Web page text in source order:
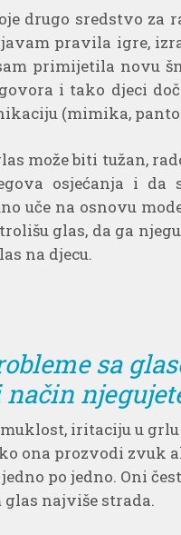
drugo sredstvo za
pravila igre,
primijetila novu
i tako djeci
(mimika,
može biti tužan,
osjećanja i
uče na osnovu
glas, da ga
na djecu.
sa
iritaciju u
ona prozvodi zvuk
po jedno. Oni
najviše strada.